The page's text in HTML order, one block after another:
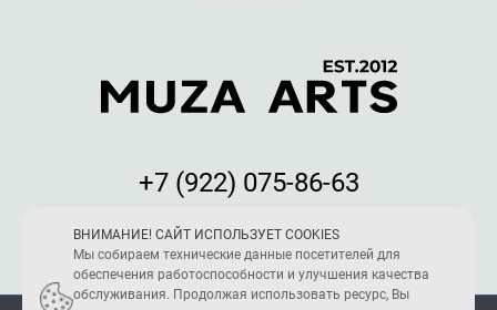
+7 (922) 075-86-63
Мы принимаем к оплате:
ВНИМАНИЕ! САЙТ ИСПОЛЬЗУЕТ COOKIES
Мы собираем технические данные посетителей для
обеспечения работоспособности и улучшения качества
обслуживания. Продолжая использовать ресурс, Вы